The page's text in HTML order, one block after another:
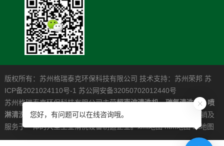
版权所有：苏州格瑞泰克环保科技有限公司 技术支持： 苏州荣邦 苏
ICP备2021024110号-1 苏公网安备32050702012440号
苏州格瑞泰克环保科技有限公司主营超声波清洗机，碳氢清洗机，喷
淋清洗机，是一家专业从事高清洁度问题解决系统的研发制造营销及
服务于一体的大型工业清洗设备制造企业。xml地图 htm地图 txt地图
您好，有问题可以在线咨询哦。